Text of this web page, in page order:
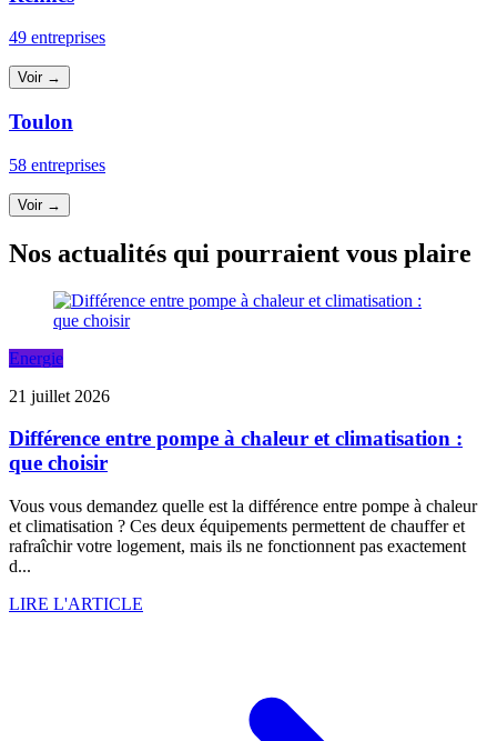
49 entreprises
Voir →
Toulon
58 entreprises
Voir →
Nos actualités qui pourraient vous plaire
Energie
21 juillet 2026
Différence entre pompe à chaleur et climatisation :
que choisir
Vous vous demandez quelle est la différence entre pompe à chaleur
et climatisation ? Ces deux équipements permettent de chauffer et
rafraîchir votre logement, mais ils ne fonctionnent pas exactement
d...
LIRE L'ARTICLE